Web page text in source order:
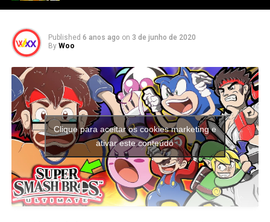
Published 6 anos ago on 3 de junho de 2020
By Woo
Clique para aceitar os cookies marketing e
ativar este conteúdo